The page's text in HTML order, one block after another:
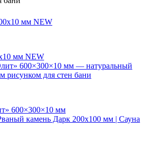
мм NEW
600×300×10 мм